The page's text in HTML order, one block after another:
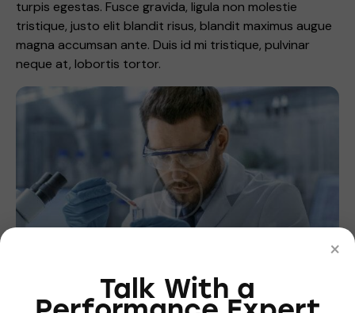
turpis egestas. Fusce gravida, ligula non molestie
tristique, justo elit blandit risus, blandit maximus augue
magna accumsan ante. Duis id mi tristique, pulvinar
neque at, lobortis tortor.
×
Talk With a